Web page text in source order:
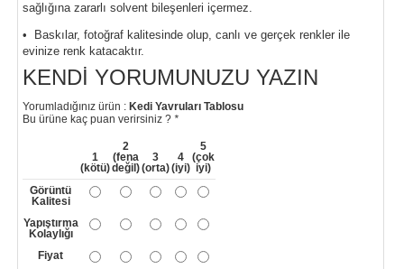
sağlığına zararlı solvent bileşenleri içermez.
• Baskılar, fotoğraf kalitesinde olup, canlı ve gerçek renkler ile
evinize renk katacaktır.
KENDI YORUMUNUZU YAZIN
Yorumladığınız ürün : Kedi Yavruları Tablosu
Bu ürüne kaç puan verirsiniz ? *
1
(kötü)
2
(fena
değil)
3
(orta)
4
(iyi)
5
(çok
iyi)
Görüntü
Kalitesi
Yapıştırma
Kolaylığı
Fiyat